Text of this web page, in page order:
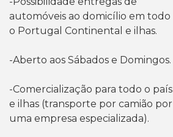
automóveis ao domicílio em todo
o Portugal Continental e ilhas.
-Aberto aos Sábados e Domingos.
-Comercialização para todo o país
e ilhas (transporte por camião por
uma empresa especializada).